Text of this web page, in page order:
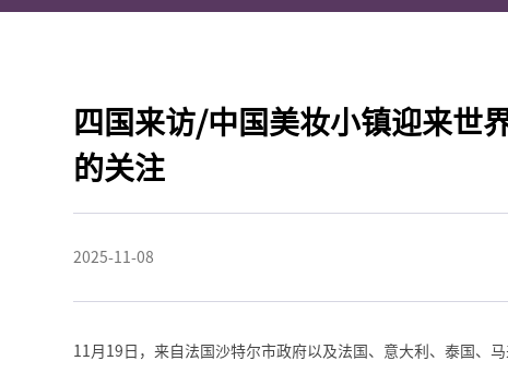
四国来访/中国美妆小镇迎来世
的关注
2025-11-08
11月19日，来自法国沙特尔市政府以及法国、意大利、泰国、